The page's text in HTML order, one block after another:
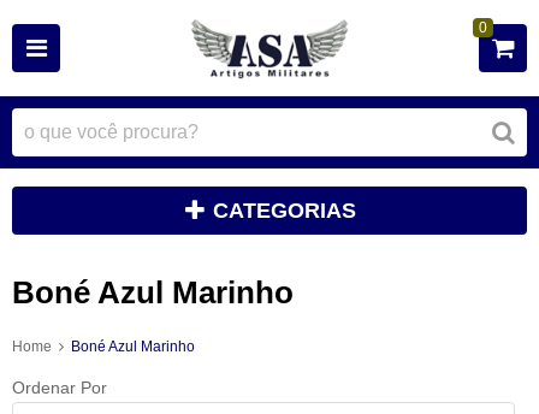
0
CATEGORIAS
Boné Azul Marinho
Home Boné Azul Marinho
Ordenar Por